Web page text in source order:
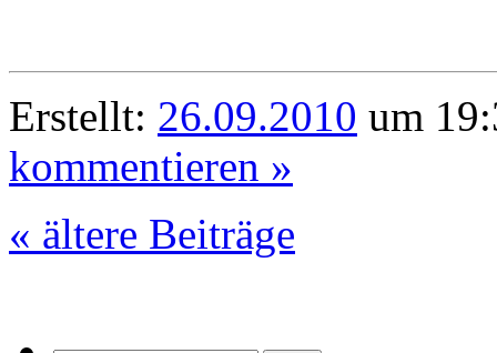
Erstellt: 26.09.2010 um
kommentieren »
« ältere Beiträge